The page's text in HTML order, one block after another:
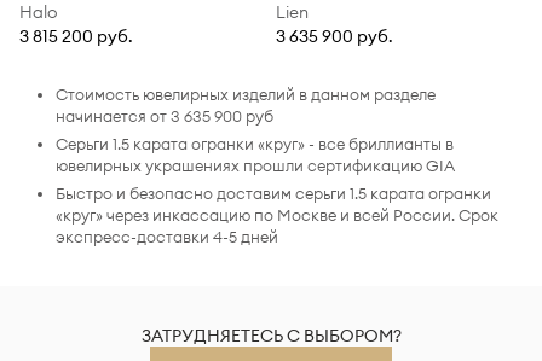
Halo
3 815 200 руб.
Lien
3 635 900 руб.
Стоимость ювелирных изделий в данном разделе
начинается от 3 635 900 руб
Серьги 1.5 карата огранки «круг» - все бриллианты в
ювелирных украшениях прошли сертификацию GIA
Быстро и безопасно доставим серьги 1.5 карата огранки
«круг» через инкассацию по Москве и всей России. Срок
экспресс-доставки 4-5 дней
ЗАТРУДНЯЕТЕСЬ С ВЫБОРОМ?